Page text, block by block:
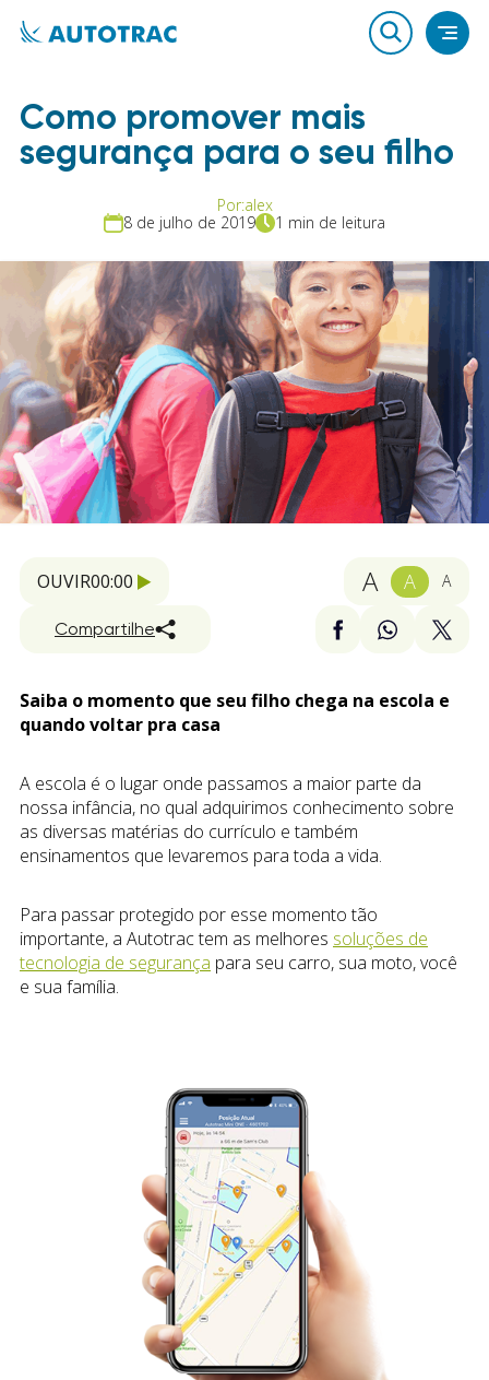
Como promover mais
segurança para o seu filho
Por:alex
8 de julho de 2019
1 min de leitura
OUVIR00:00 A A A
Compartilhe
Saiba o momento que seu filho chega na escola e
quando voltar pra casa
A escola é o lugar onde passamos a maior parte da
nossa infância, no qual adquirimos conhecimento sobre
as diversas matérias do currículo e também
ensinamentos que levaremos para toda a vida.
Para passar protegido por esse momento tão
importante, a Autotrac tem as melhores soluções de
tecnologia de segurança para seu carro, sua moto, você
e sua família.